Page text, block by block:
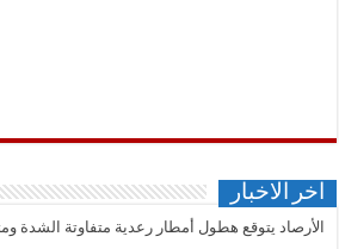
اخر الاخبار
الأرصاد يتوقع هطول أمطار رعدية متفاوتة الشدة